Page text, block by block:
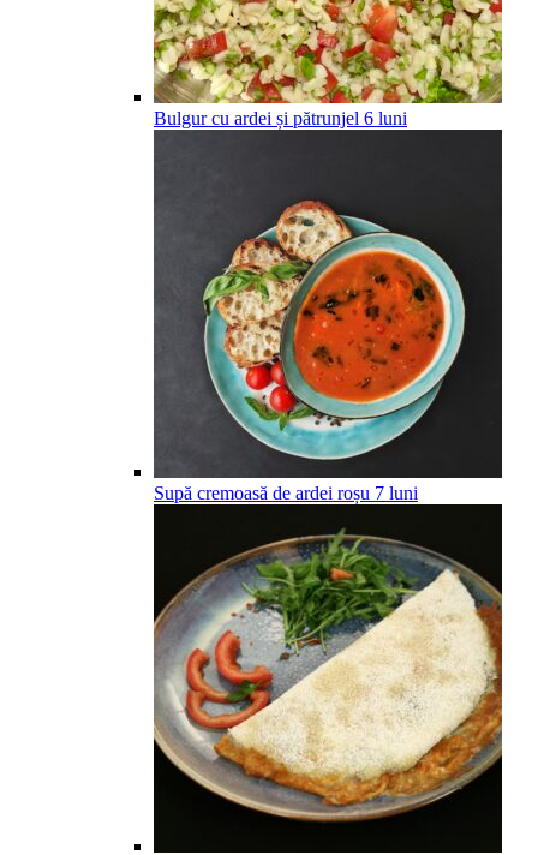
Bulgur cu ardei și pătrunjel 6 luni
Supă cremoasă de ardei roșu 7 luni